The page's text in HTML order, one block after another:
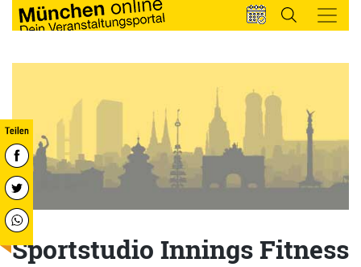
Sportstudio Innings Fitness